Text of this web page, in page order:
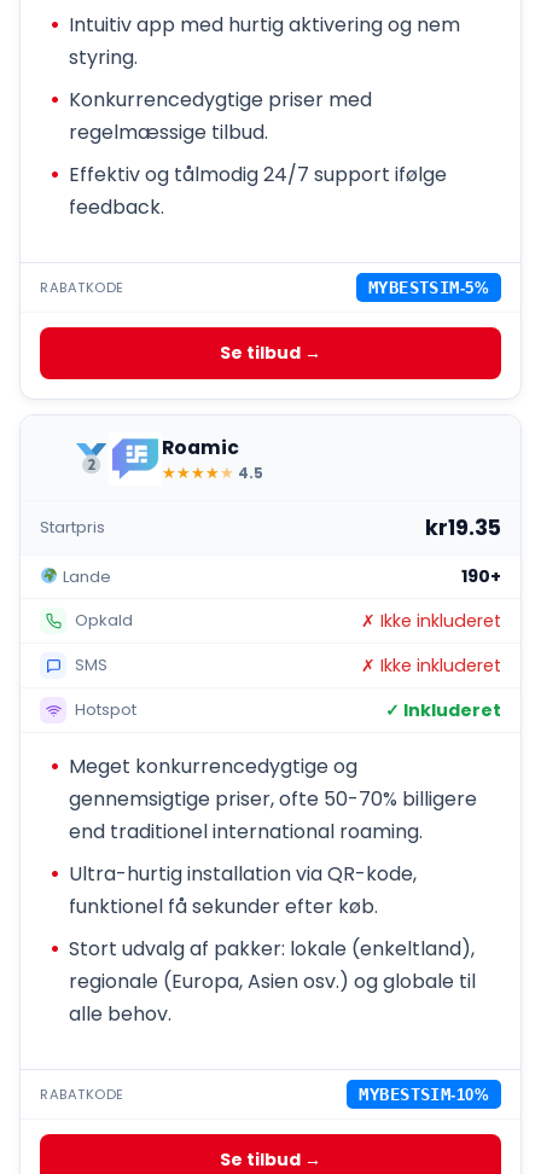
Intuitiv app med hurtig aktivering og nem
styring.
Konkurrencedygtige priser med
regelmæssige tilbud.
Effektiv og tålmodig 24/7 support ifølge
feedback.
RABATKODE MYBESTSIM-5%
Se tilbud →
Roamic
★★★★★ 4.5
Startpris kr19.35
Lande 190+
Opkald ✗ Ikke inkluderet
SMS ✗ Ikke inkluderet
Hotspot ✓ Inkluderet
Meget konkurrencedygtige og
gennemsigtige priser, ofte 50-70% billigere
end traditionel international roaming.
Ultra-hurtig installation via QR-kode,
funktionel få sekunder efter køb.
Stort udvalg af pakker: lokale (enkeltland),
regionale (Europa, Asien osv.) og globale til
alle behov.
RABATKODE MYBESTSIM-10%
Se tilbud →